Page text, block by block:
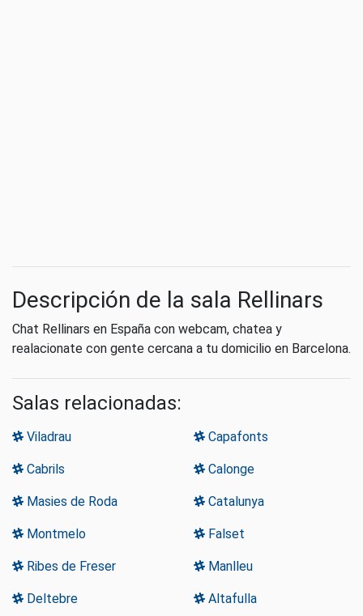
Descripción de la sala Rellinars
Chat Rellinars en España con webcam, chatea y
realacionate con gente cercana a tu domicilio en Barcelona.
Salas relacionadas:
Viladrau Capafonts
Cabrils Calonge
Masies de Roda Catalunya
Montmelo Falset
Ribes de Freser Manlleu
Deltebre Altafulla